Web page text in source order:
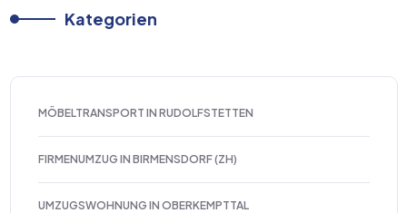
Kategorien
MÖBELTRANSPORT IN RUDOLFSTETTEN
FIRMENUMZUG IN BIRMENSDORF (ZH)
UMZUGSWOHNUNG IN OBERKEMPTTAL